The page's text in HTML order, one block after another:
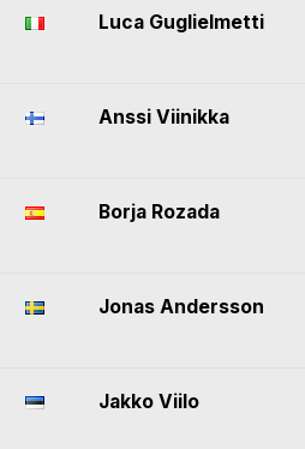
Luca Guglielmetti
Anssi Viinikka
Borja Rozada
Jonas Andersson
Jakko Viilo